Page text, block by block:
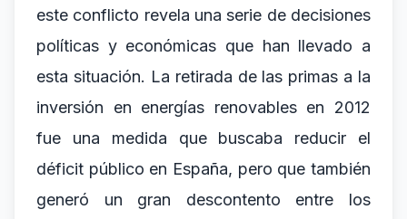
este conflicto revela una serie de decisiones
políticas y económicas que han llevado a
esta situación. La retirada de las primas a la
inversión en energías renovables en 2012
fue una medida que buscaba reducir el
déficit público en España, pero que también
generó un gran descontento entre los